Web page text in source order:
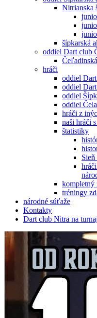
Nitrianska
šípkarská
oddiel Dart club
hráči
oddiel
oddiel
oddiel
oddiel
hráči z
naši hráči
štatistiky
kompletný
tréningy
národné súťaže
Kontakty
Dart club Nitra na